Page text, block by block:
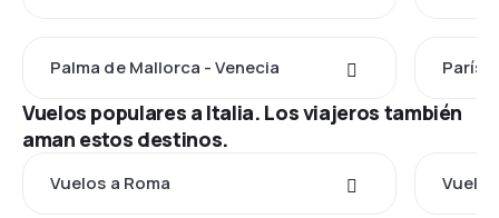
Palma de Mallorca - Venecia París -
Vuelos populares a Italia. Los viajeros también
aman estos destinos.
Vuelos a Roma